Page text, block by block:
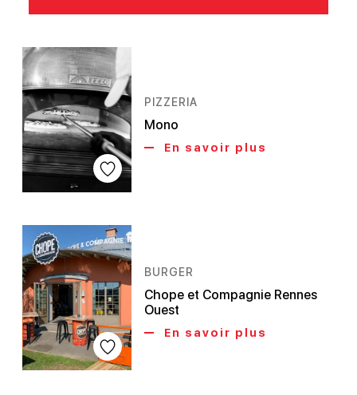
PIZZERIA
Mono
En savoir plus
BURGER
Chope et Compagnie Rennes
Ouest
En savoir plus